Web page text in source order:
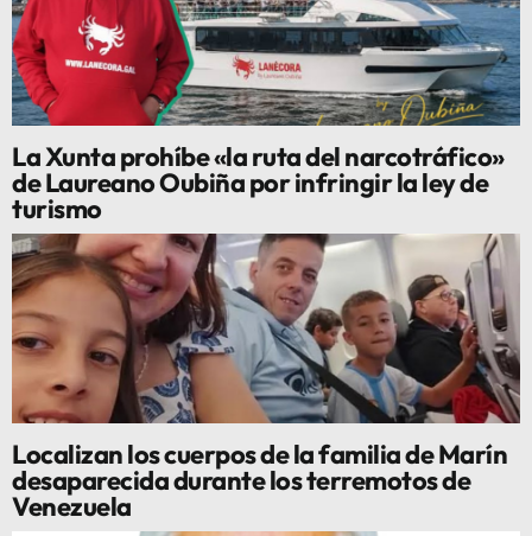
La Xunta prohíbe «la ruta del narcotráfico»
de Laureano Oubiña por infringir la ley de
turismo
Localizan los cuerpos de la familia de Marín
desaparecida durante los terremotos de
Venezuela